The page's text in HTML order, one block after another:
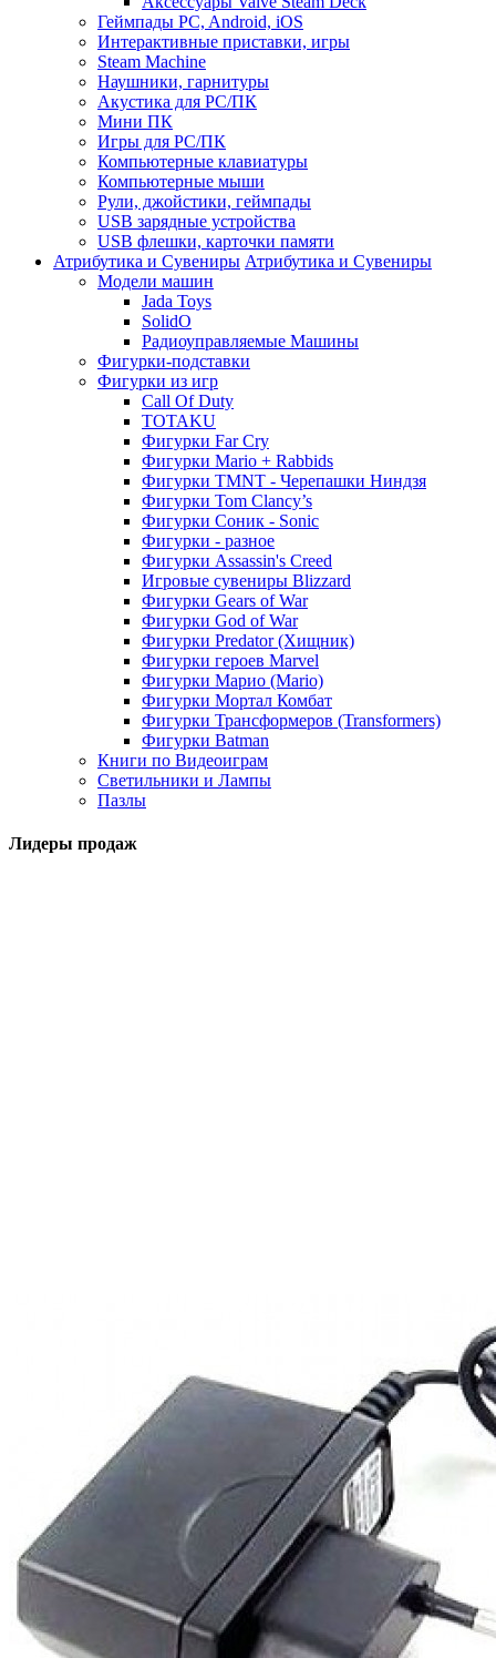
Геймпады PC, Android, iOS
Интерактивные приставки, игры
Steam Machine
Наушники, гарнитуры
Акустика для PC/ПК
Мини ПК
Игры для PC/ПК
Компьютерные клавиатуры
Компьютерные мыши
Рули, джойстики, геймпады
USB зарядные устройства
USB флешки, карточки памяти
Атрибутика и Сувениры Атрибутика и Сувениры
Модели машин
Jada Toys
SolidO
Радиоуправляемые Машины
Фигурки-подставки
Фигурки из игр
Call Of Duty
TOTAKU
Фигурки Far Cry
Фигурки Mario + Rabbids
Фигурки TMNT - Черепашки Ниндзя
Фигурки Tom Clancy’s
Фигурки Соник - Sonic
Фигурки - разное
Фигурки Assassin's Creed
Игровые сувениры Blizzard
Фигурки Gears of War
Фигурки God of War
Фигурки Predator (Хищник)
Фигурки героев Marvel
Фигурки Марио (Mario)
Фигурки Мортал Комбат
Фигурки Трансформеров (Transformers)
Фигурки Batman
Книги по Видеоиграм
Светильники и Лампы
Пазлы
Лидеры продаж